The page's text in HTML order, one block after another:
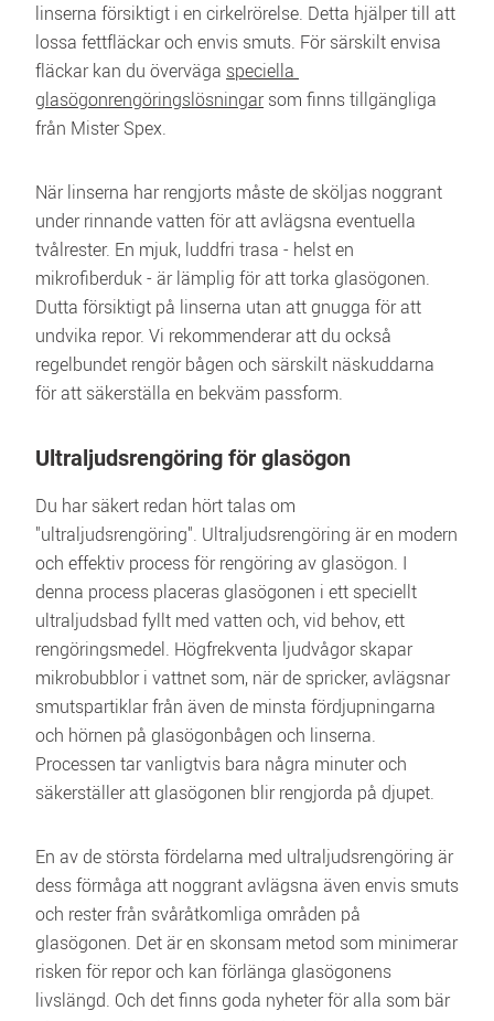
linserna försiktigt i en cirkelrörelse. Detta hjälper till att
lossa fettfläckar och envis smuts. För särskilt envisa
fläckar kan du överväga speciella
glasögonrengöringslösningar som finns tillgängliga
från Mister Spex.
När linserna har rengjorts måste de sköljas noggrant
under rinnande vatten för att avlägsna eventuella
tvålrester. En mjuk, luddfri trasa - helst en
mikrofiberduk - är lämplig för att torka glasögonen.
Dutta försiktigt på linserna utan att gnugga för att
undvika repor. Vi rekommenderar att du också
regelbundet rengör bågen och särskilt näskuddarna
för att säkerställa en bekväm passform.
Ultraljudsrengöring för glasögon
Du har säkert redan hört talas om
"ultraljudsrengöring". Ultraljudsrengöring är en modern
och effektiv process för rengöring av glasögon. I
denna process placeras glasögonen i ett speciellt
ultraljudsbad fyllt med vatten och, vid behov, ett
rengöringsmedel. Högfrekventa ljudvågor skapar
mikrobubblor i vattnet som, när de spricker, avlägsnar
smutspartiklar från även de minsta fördjupningarna
och hörnen på glasögonbågen och linserna.
Processen tar vanligtvis bara några minuter och
säkerställer att glasögonen blir rengjorda på djupet.
En av de största fördelarna med ultraljudsrengöring är
dess förmåga att noggrant avlägsna även envis smuts
och rester från svåråtkomliga områden på
glasögonen. Det är en skonsam metod som minimerar
risken för repor och kan förlänga glasögonens
livslängd. Och det finns goda nyheter för alla som bär